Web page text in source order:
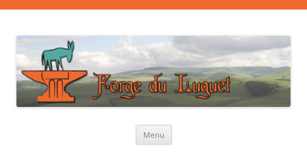
Menu Aller au contenu principal